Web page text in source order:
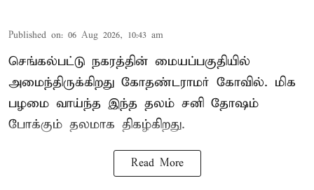
Published on: 06 Aug 2026, 10:43 am
செங்கல்பட்டு நகரத்தின் மையப்பகுதியில்
அமைந்திருக்கிறது கோதண்டராமர் கோவில். மிக
பழமை வாய்ந்த இந்த தலம் சனி தோஷம்
போக்கும் தலமாக திகழ்கிறது.
Read More